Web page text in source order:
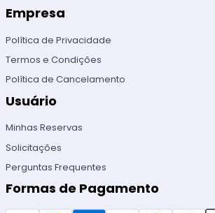
Empresa
Política de Privacidade
Termos e Condições
Política de Cancelamento
Usuário
Minhas Reservas
Solicitações
Perguntas Frequentes
Formas de Pagamento